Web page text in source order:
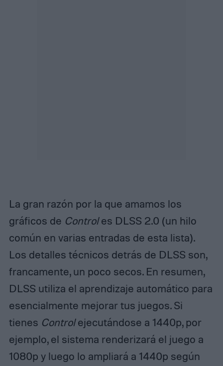
La gran razón por la que amamos los
gráficos de Controles DLSS 2.0 (un hilo
común en varias entradas de esta lista).
Los detalles técnicos detrás de DLSS son,
francamente, un poco secos. En resumen,
DLSS utiliza el aprendizaje automático para
esencialmente mejorar tus juegos. Si
tienes Controlejecutándose a 1440p, por
ejemplo, el sistema renderizará el juego a
1080p y luego lo ampliará a 1440p según